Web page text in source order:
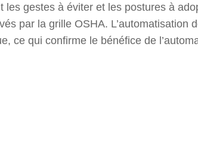
les gestes à éviter et les postures à
par la grille OSHA. L’automatisation
ce qui confirme le bénéfice de